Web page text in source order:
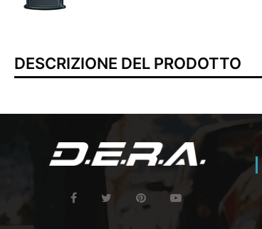
DESCRIZIONE DEL PRODOTTO